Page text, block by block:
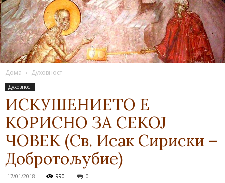
Дома Духовност
Духовност
ИСКУШЕНИЕТО Е
КОРИСНО ЗА СЕКОЈ
ЧОВЕК (Св. Исак Сириски –
Добротољубие)
17/01/2018 990 0